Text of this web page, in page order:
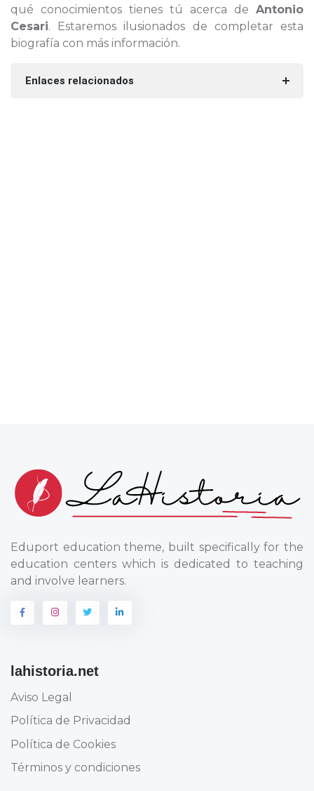
qué conocimientos tienes tú acerca de Antonio
Cesari. Estaremos ilusionados de completar esta
biografía con más información.
Enlaces relacionados
Eduport education theme, built specifically for the
education centers which is dedicated to teaching
and involve learners.
lahistoria.net
Aviso Legal
Política de Privacidad
Política de Cookies
Términos y condiciones